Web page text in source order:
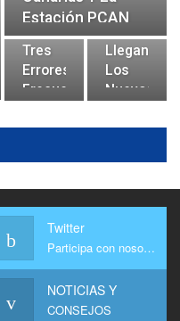
Estación PCAN
Fuencaliente
Colaboran Con
La Palma
Tres
Errores
Frecuentes
Cometes
Tu
Vehículo
Llegan
Los
Nuevos
De
En
Vías
Urbanas
Travesías
Twitter
Participa con nosotros
NOTICIAS Y
CONSEJOS